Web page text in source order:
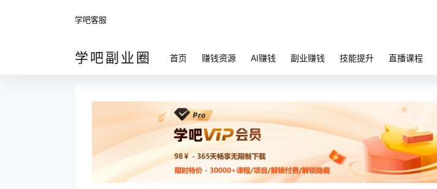
学吧客服
学吧副业圈 首页 赚钱资源 AI赚钱 副业赚钱 技能提升 直播课程